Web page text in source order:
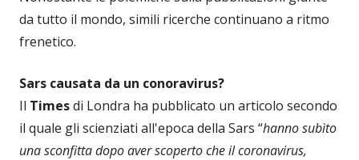
da tutto il mondo, simili ricerche continuano a ritmo
frenetico.
Sars causata da un conoravirus?
Il Timesdi Londra ha pubblicato un articolo secondo
il quale gli scienziati all'epoca della Sars “hanno subìto
una sconfitta dopo aver scoperto che il coronavirus,